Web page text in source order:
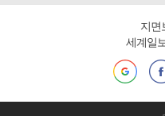
지면
세계일